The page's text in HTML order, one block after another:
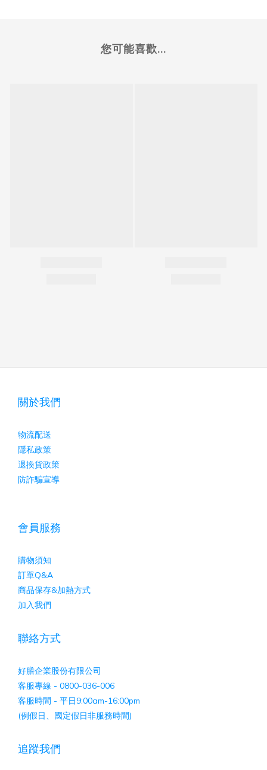
您可能喜歡...
關於我們
物流配送
隱私政策
退換貨政策
防詐騙宣導
會員服務
購物須知
訂單Q&A
商品保存&加熱方式
加入我們
聯絡方式
好膳企業股份有限公司
客服專線 - 0800-036-006
客服時間 - 平日9:00am-16:00pm
(例假日、國定假日非服務時間)
追蹤我們